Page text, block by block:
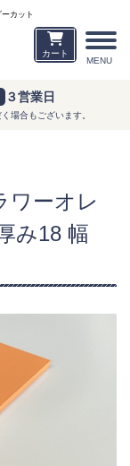
MENU
カット
カート
３営業日
場合もございます。
ワーオレ
み18 幅